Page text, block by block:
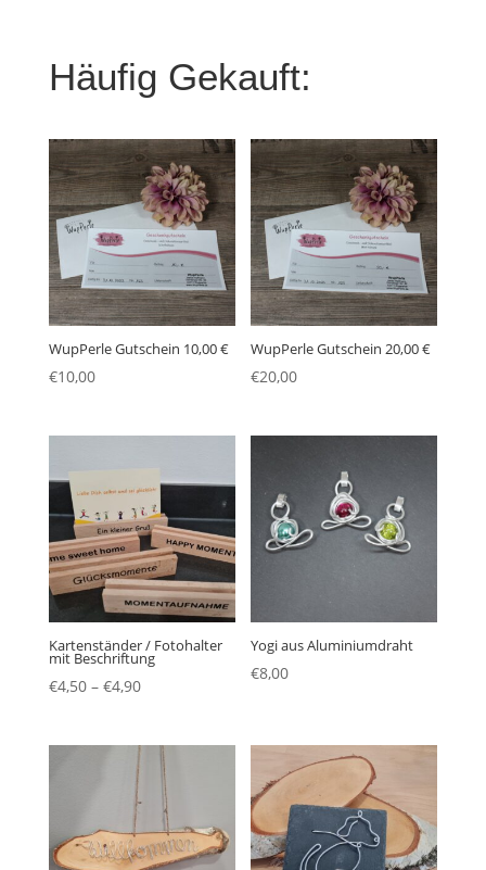
Häufig Gekauft:
WupPerle Gutschein 10,00 €
€10,00
WupPerle Gutschein 20,00 €
€20,00
Kartenständer / Fotohalter
mit Beschriftung
€4,50– €4,90
Yogi aus Aluminiumdraht
€8,00